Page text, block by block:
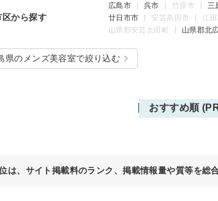
区から探す
広島市 呉市 竹原市 三
廿日市市
安芸高田市 江
山県郡安芸太田町
山県郡北
県のメンズ美容室で絞り込む
おすすめ順
は、サイト掲載料のランク、掲載情報量や質等を総